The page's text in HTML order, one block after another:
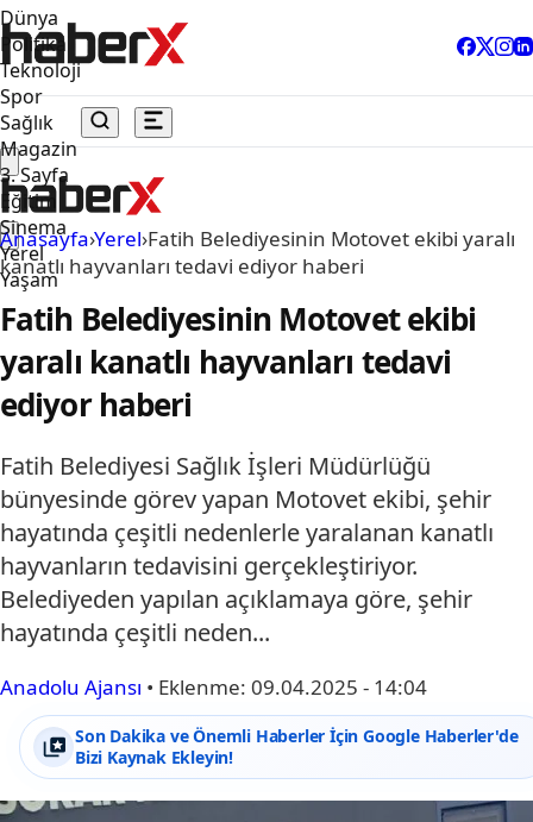
Dünya
Politika
Teknoloji
Spor
Sağlık
Magazin
3. Sayfa
Eğitim
Sinema
Yerel
Yaşam
Anasayfa›Yerel›Fatih Belediyesinin Motovet ekibi yaralı
kanatlı hayvanları tedavi ediyor haberi
Fatih Belediyesinin Motovet ekibi
yaralı kanatlı hayvanları tedavi
ediyor haberi
Fatih Belediyesi Sağlık İşleri Müdürlüğü
bünyesinde görev yapan Motovet ekibi, şehir
hayatında çeşitli nedenlerle yaralanan kanatlı
hayvanların tedavisini gerçekleştiriyor.
Belediyeden yapılan açıklamaya göre, şehir
hayatında çeşitli neden...
Anadolu Ajansı • Eklenme: 09.04.2025 - 14:04
Son Dakika ve Önemli Haberler İçin Google Haberler'de
Bizi Kaynak Ekleyin!